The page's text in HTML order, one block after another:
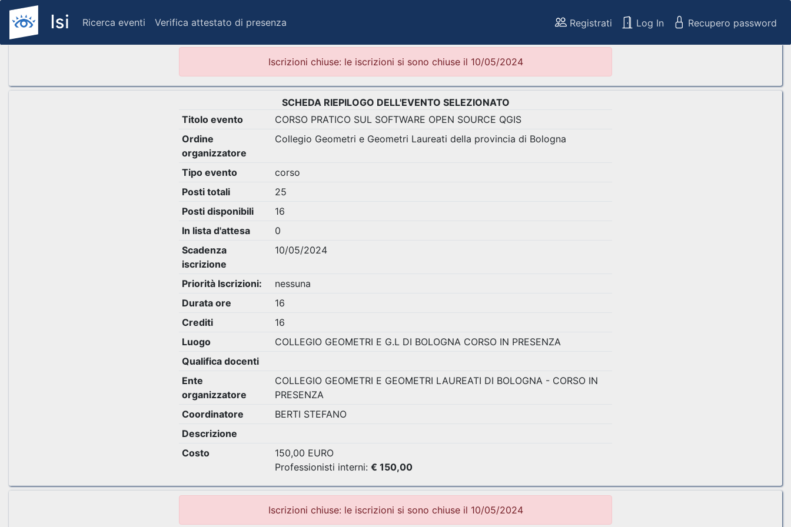
Ricerca eventi Verifica attestato di presenza Registrati Log In Recupero password
Iscrizioni chiuse: le iscrizioni si sono chiuse il 10/05/2024
SCHEDA RIEPILOGO DELL'EVENTO SELEZIONATO
Titolo evento
CORSO PRATICO SUL SOFTWARE OPEN SOURCE QGIS
Ordine
organizzatore
Collegio Geometri e Geometri Laureati della provincia di Bologna
Tipo evento
corso
Posti totali
25
Posti disponibili
16
In lista d'attesa
0
Scadenza
iscrizione
10/05/2024
Priorità Iscrizioni:
nessuna
Durata ore
16
Crediti
16
Luogo
COLLEGIO GEOMETRI E G.L DI BOLOGNA CORSO IN PRESENZA
Qualifica docenti
Ente
organizzatore
COLLEGIO GEOMETRI E GEOMETRI LAUREATI DI BOLOGNA - CORSO IN
PRESENZA
Coordinatore
BERTI STEFANO
Descrizione
Costo
150,00 EURO
Professionisti interni: € 150,00
Iscrizioni chiuse: le iscrizioni si sono chiuse il 10/05/2024